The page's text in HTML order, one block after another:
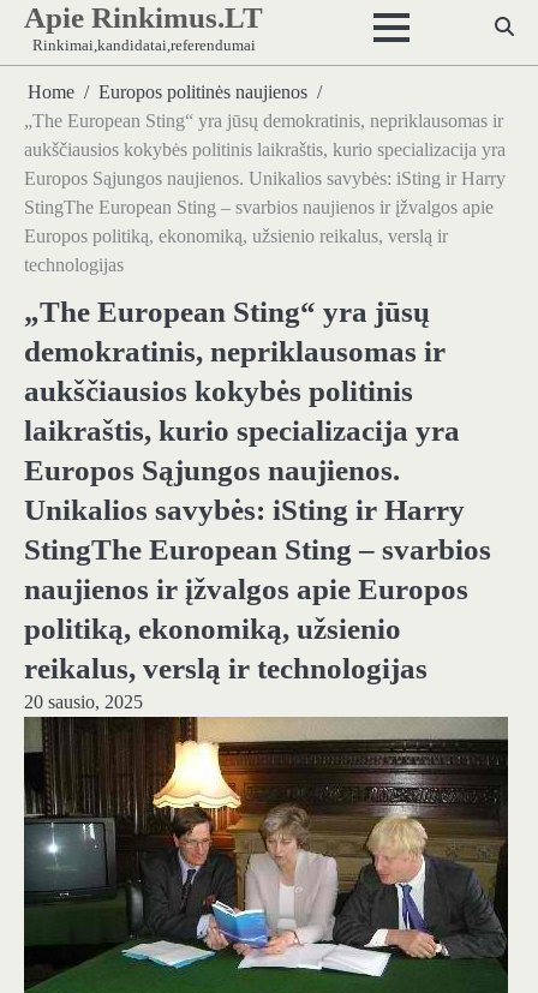
Skip
content
Apie Rinkimus.LT
Rinkimai,kandidatai,referendumai
Home
Europos politinės naujienos
„The European Sting“ yra jūsų demokratinis, nepriklausomas ir
aukščiausios kokybės politinis laikraštis, kurio specializacija yra
Europos Sąjungos naujienos. Unikalios savybės: iSting ir Harry
StingThe European Sting – svarbios naujienos ir įžvalgos apie
Europos politiką, ekonomiką, užsienio reikalus, verslą ir
technologijas
„The European Sting“ yra jūsų
demokratinis, nepriklausomas ir
aukščiausios kokybės politinis
laikraštis, kurio specializacija yra
Europos Sąjungos naujienos.
Unikalios savybės: iSting ir Harry
StingThe European Sting – svarbios
naujienos ir įžvalgos apie Europos
politiką, ekonomiką, užsienio
reikalus, verslą ir technologijas
20 sausio, 2025